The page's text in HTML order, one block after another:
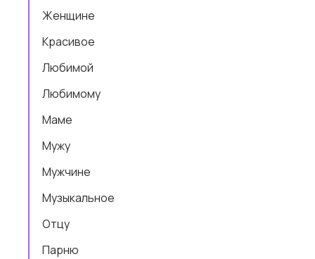
Женщине
Красивое
Любимой
Любимому
Маме
Мужу
Мужчине
Музыкальное
Отцу
Парню